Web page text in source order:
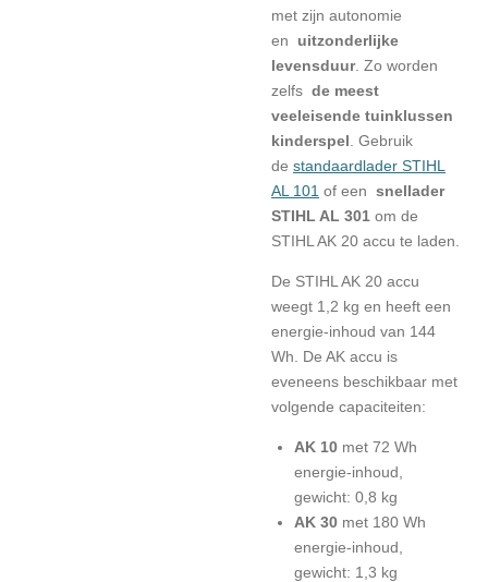
met zijn autonomie
en
uitzonderlijke
levensduur. Zo worden
zelfs de meest
veeleisende tuinklussen
kinderspel . Gebruik
de standaardlader STIHL
AL 101 of een snellader
STIHL AL 301 om de
STIHL AK 20 accu te laden.
De STIHL AK 20 accu
weegt 1,2 kg en heeft een
energie-inhoud van 144
Wh. De AK accu is
eveneens beschikbaar met
volgende capaciteiten:
AK 10 met 72 Wh
energie-inhoud,
gewicht: 0,8 kg
AK 30 met 180 Wh
energie-inhoud,
gewicht: 1,3 kg